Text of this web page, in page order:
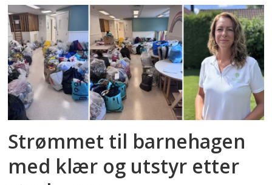
Strømmet til barnehagen
med klær og utstyr etter